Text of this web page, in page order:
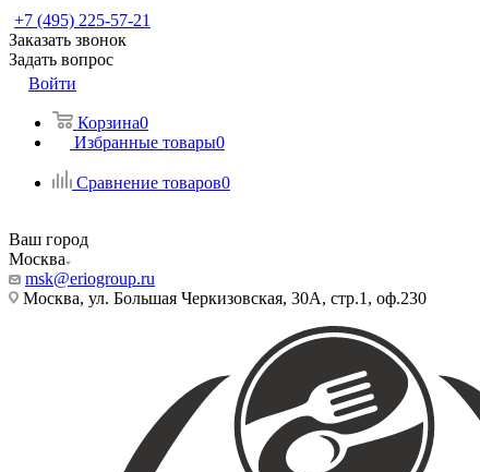
+7 (495) 225-57-21
Заказать звонок
Задать вопрос
Войти
Корзина0
Избранные товары0
Сравнение товаров0
Ваш город
Москва
msk@eriogroup.ru
Москва, ул. Большая Черкизовская, 30А, стр.1, оф.230